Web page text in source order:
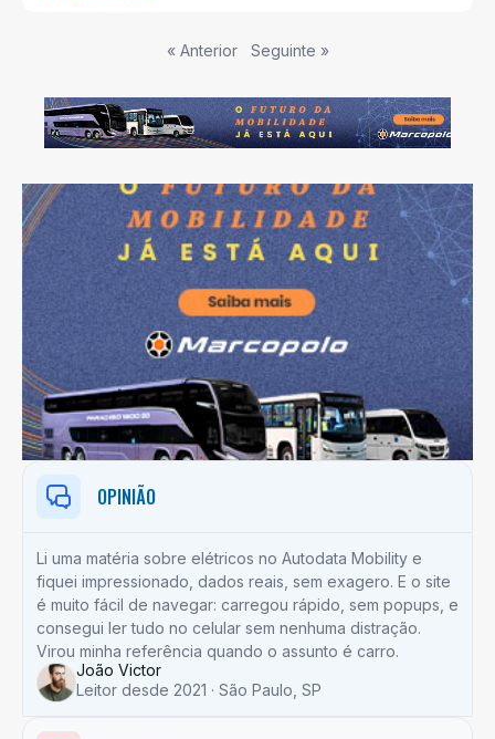
« Anterior Seguinte »
OPINIÃO
Li uma matéria sobre elétricos no Autodata Mobility e
fiquei impressionado, dados reais, sem exagero. E o site
é muito fácil de navegar: carregou rápido, sem popups, e
consegui ler tudo no celular sem nenhuma distração.
Virou minha referência quando o assunto é carro.
João Victor
Leitor desde 2021 · São Paulo, SP